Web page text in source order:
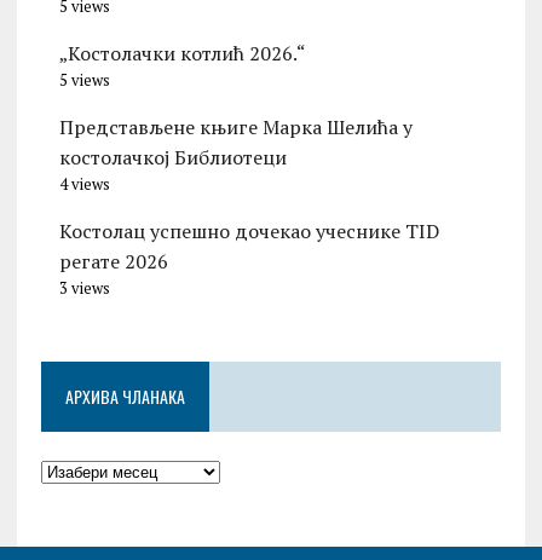
5 views
„Костолачки котлић 2026.“
5 views
Представљене књиге Марка Шелића у
костолачкој Библиотеци
4 views
Костолац успешно дочекао учеснике TID
регате 2026
3 views
АРХИВА ЧЛАНАКА